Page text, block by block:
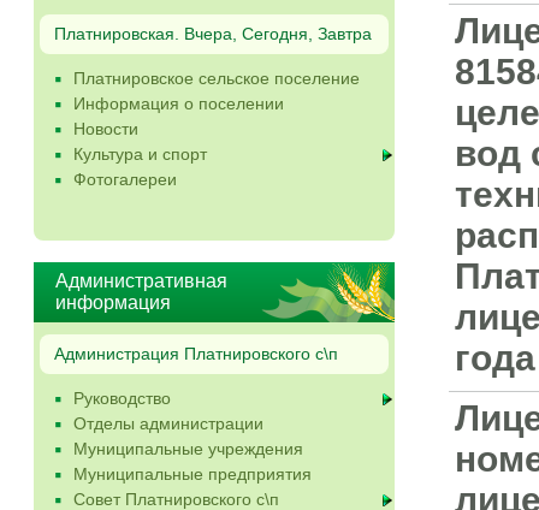
Платнировская. Вчера, Сегодня, Завтра
Платнировское сельское поселение
Информация о поселении
Новости
Культура и спорт
Фотогалереи
Административная
информация
Администрация Платнировского с\п
Руководство
Отделы администрации
Муниципальные учреждения
Муниципальные предприятия
Совет Платнировского с\п
вод
года